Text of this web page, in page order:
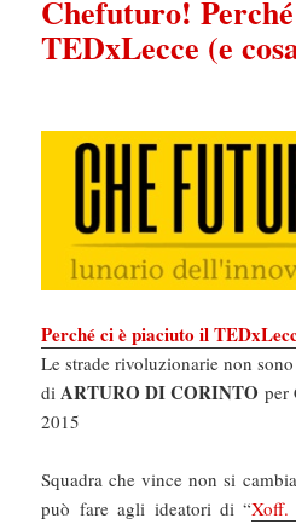
Chefuturo!
TEDxLecce (e
Perché ci è piaciuto il
Le strade rivoluzionarie non
diARTURO DI CORINTO per
2015
Squadra che vince non si
può fare agli ideatori di “Xoff.